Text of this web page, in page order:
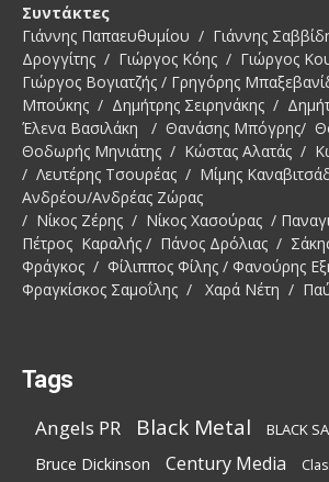
Συντάκτες
Γιάννης Παπαευθυμίου / Γιάννης
Δρογγίτης / Γιώργος Κόης / Γιώργος
Γιώργος Βογιατζής / Γρηγόρης
Μπούκης / Δημήτρης Σειρηνάκης /
Έλενα Βασιλάκη / Θανάσης Μπόγρης/
Θοδωρής Μηνιάτης / Κώστας Αλατάς /
/ Λευτέρης Τσουρέας / Μίμης
Ανδρέου/Ανδρέας Ζώρας
/ Νίκος Ζέρης / Νίκος Χασούρας /
Πέτρος Καραλής / Πάνος Δρόλιας /
Φράγκος / Φίλιππος Φίλης / Φανούρης
Φραγκίσκος Σαμοΐλης / Χαρά Νέτη /
Tags
Angels PR Black Metal BLACK
Bruce Dickinson Century Media